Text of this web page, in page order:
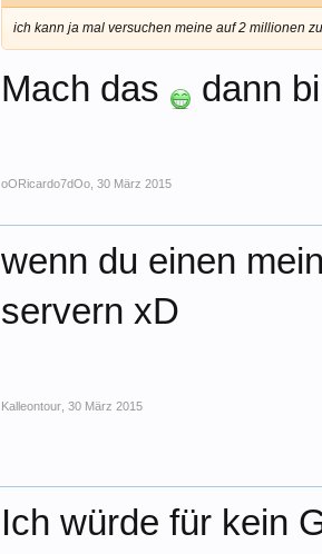
ich kann ja mal versuchen meine auf 2 millionen
Mach das dann
oORicardo7dOo 30 März 2015
wenn du einen
servern xD
Kalleontour 30 März 2015
Ich würde für kein